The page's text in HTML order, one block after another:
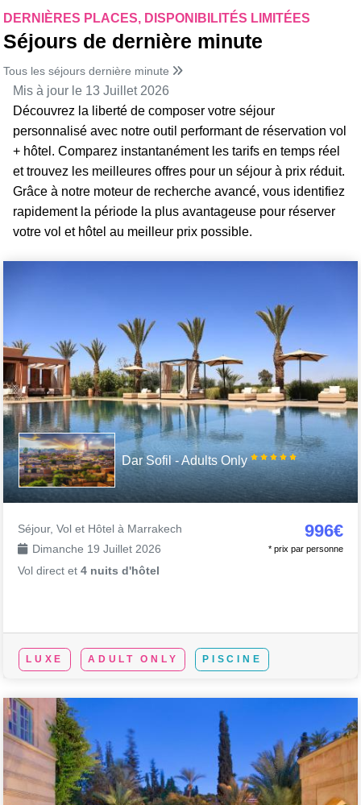
DERNIÈRES PLACES, DISPONIBILITÉS LIMITÉES
Séjours de dernière minute
Tous les séjours dernière minute
Mis à jour le 13 Juillet 2026
Découvrez la liberté de composer votre séjour
personnalisé avec notre outil performant de réservation vol
+ hôtel. Comparez instantanément les tarifs en temps réel
et trouvez les meilleures offres pour un séjour à prix réduit.
Grâce à notre moteur de recherche avancé, vous identifiez
rapidement la période la plus avantageuse pour réserver
votre vol et hôtel au meilleur prix possible.
Dar Sofil - Adults Only
Séjour, Vol et Hôtel à Marrakech
Dimanche 19 Juillet 2026
Vol direct et4 nuits d'hôtel
996€
* prix par personne
LUXE ADULT ONLY PISCINE